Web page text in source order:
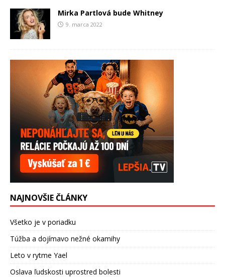
Mirka Partlová bude Whitney
9. marca 2022
NAJNOVŠIE ČLÁNKY
Všetko je v poriadku
Túžba a dojímavo nežné okamihy
Leto v rytme Yael
Oslava ľudskosti uprostred bolesti